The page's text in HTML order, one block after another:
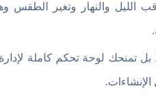
الليل والنهار وتغير الطقس
بل تمنحك لوحة تحكم كاملة